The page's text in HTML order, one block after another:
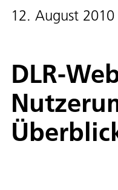
12. August 2010
DLR-